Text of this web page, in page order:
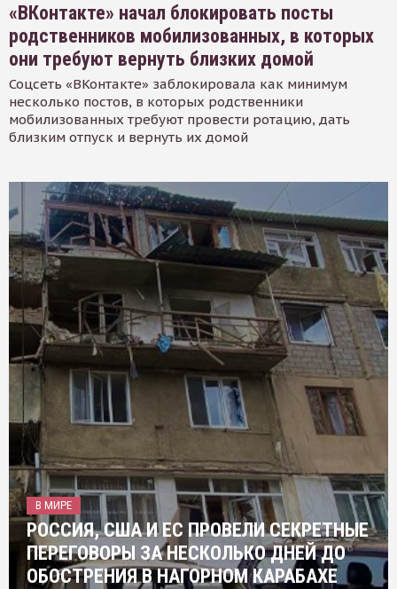
«ВКонтакте» начал блокировать посты
родственников мобилизованных, в которых
они требуют вернуть близких домой
Соцсеть «ВКонтакте» заблокировала как минимум
несколько постов, в которых родственники
мобилизованных требуют провести ротацию, дать
близким отпуск и вернуть их домой
В МИРЕ
РОССИЯ, США И ЕС ПРОВЕЛИ СЕКРЕТНЫЕ
ПЕРЕГОВОРЫ ЗА НЕСКОЛЬКО ДНЕЙ ДО
ОБОСТРЕНИЯ В НАГОРНОМ КАРАБАХЕ